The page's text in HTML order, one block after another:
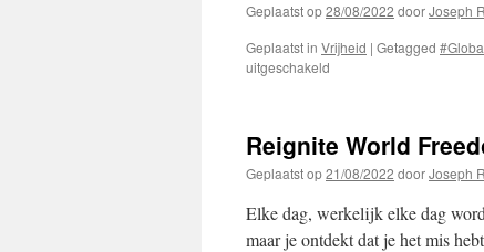
Geplaatst op28/08/2022 doorJoseph
Geplaatst in Vrijheid | Getagged
uitgeschakeld
Reignite World
Geplaatst op21/08/2022 doorJoseph
Elke dag, werkelijk elke dag
maar je ontdekt dat je het mis